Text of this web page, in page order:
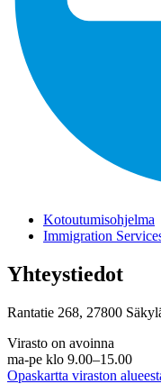
Kotoutumisohjelma
Immigration
Yhteystiedot
Rantatie 268, 27800
Virasto on avoinna
ma-pe klo 9.00–15.00
Opaskartta viraston